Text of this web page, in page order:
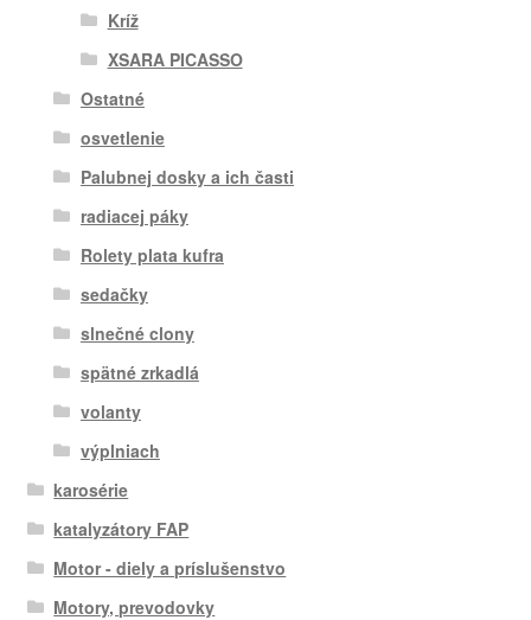
Kríž
XSARA PICASSO
Ostatné
osvetlenie
Palubnej dosky a ich časti
radiacej páky
Rolety plata kufra
sedačky
slnečné clony
spätné zrkadlá
volanty
výplniach
karosérie
katalyzátory FAP
Motor - diely a príslušenstvo
Motory, prevodovky